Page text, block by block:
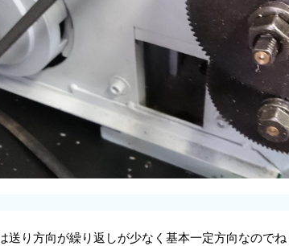
送り方向が繰り返しが少なく基本一定方向なので